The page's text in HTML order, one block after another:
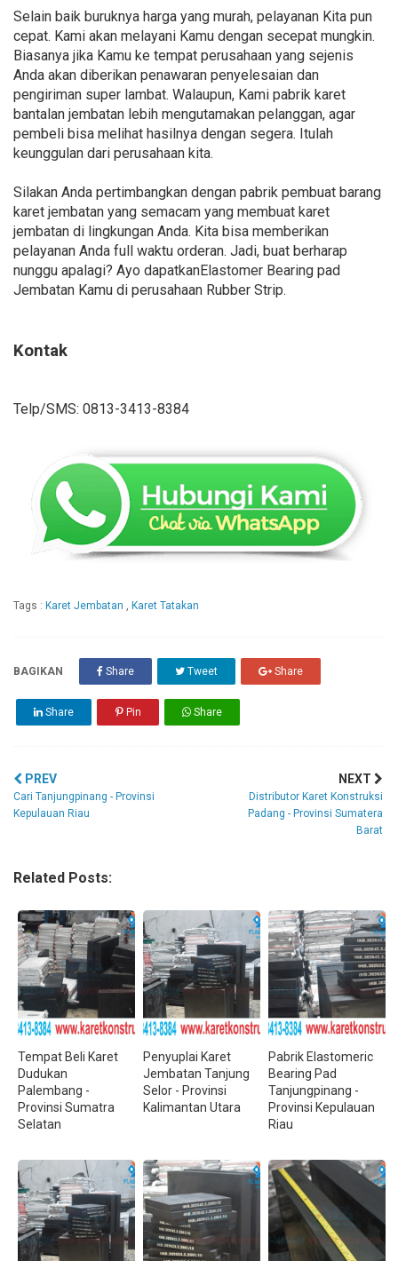
Selain baik buruknya harga yang murah, pelayanan Kita pun
cepat. Kami akan melayani Kamu dengan secepat mungkin.
Biasanya jika Kamu ke tempat perusahaan yang sejenis
Anda akan diberikan penawaran penyelesaian dan
pengiriman super lambat. Walaupun, Kami pabrik karet
bantalan jembatan lebih mengutamakan pelanggan, agar
pembeli bisa melihat hasilnya dengan segera. Itulah
keunggulan dari perusahaan kita.
Silakan Anda pertimbangkan dengan pabrik pembuat barang
karet jembatan yang semacam yang membuat karet
jembatan di lingkungan Anda. Kita bisa memberikan
pelayanan Anda full waktu orderan. Jadi, buat berharap
nunggu apalagi? Ayo dapatkanElastomer Bearing pad
Jembatan Kamu di perusahaan Rubber Strip.
Kontak
Telp/SMS: 0813-3413-8384
Tags : Karet Jembatan , Karet Tatakan
BAGIKAN Share Tweet Share
Share Pin Share
PREV
Cari Tanjungpinang - Provinsi
Kepulauan Riau
NEXT
Distributor Karet Konstruksi
Padang - Provinsi Sumatera
Barat
Related Posts:
Tempat Beli Karet
Dudukan
Palembang -
Provinsi Sumatra
Selatan
Penyuplai Karet
Jembatan Tanjung
Selor - Provinsi
Kalimantan Utara
Pabrik Elastomeric
Bearing Pad
Tanjungpinang -
Provinsi Kepulauan
Riau